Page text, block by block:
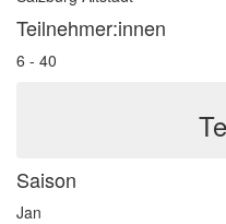
Teilnehmer:innen
6 - 40
Saison
Jan